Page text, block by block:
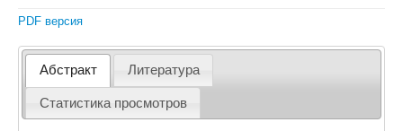
PDF версия
Абстракт Литература
Статистика просмотров